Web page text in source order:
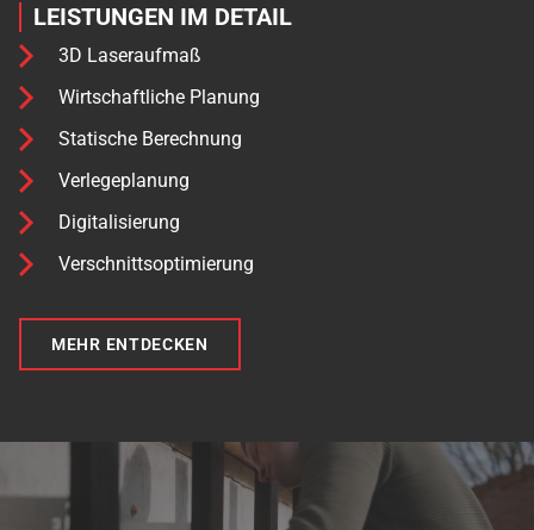
LEISTUNGEN IM DETAIL
3D Laseraufmaß
Wirtschaftliche Planung
Statische Berechnung
Verlegeplanung
Digitalisierung
Verschnittsoptimierung
MEHR ENTDECKEN